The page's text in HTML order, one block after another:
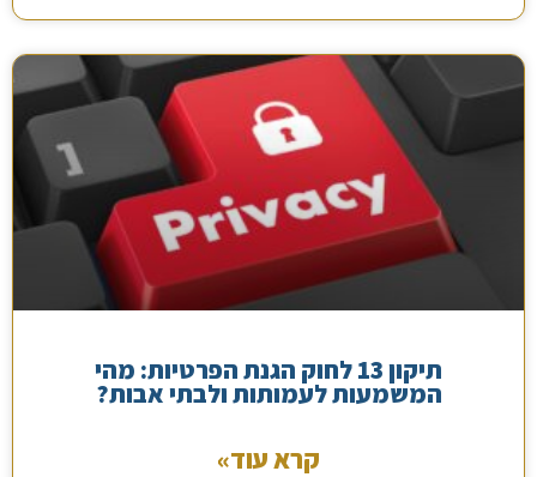
תיקון 13 לחוק הגנת הפרטיות: מהי
המשמעות לעמותות ולבתי אבות?
קרא עוד»